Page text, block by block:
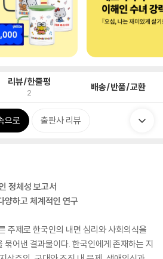
리뷰/한줄평
2 배송/반품/교환
으로 출판사 리뷰
정체성 보고서
양하고 체계적인 연구
주제로 한국인의 내면 심리와 사회의식을
묶어낸 결과물이다. 한국인에게 존재하는 지